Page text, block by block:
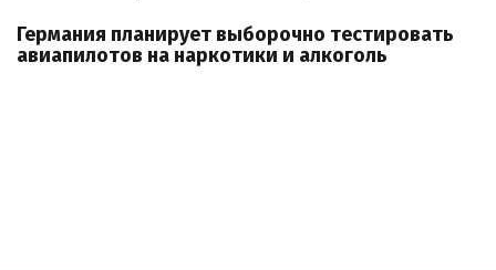
Германия планирует выборочно тестировать
авиапилотов на наркотики и алкоголь